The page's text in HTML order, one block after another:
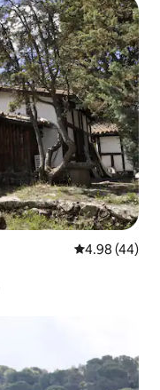
Calificación
4.98 (44)